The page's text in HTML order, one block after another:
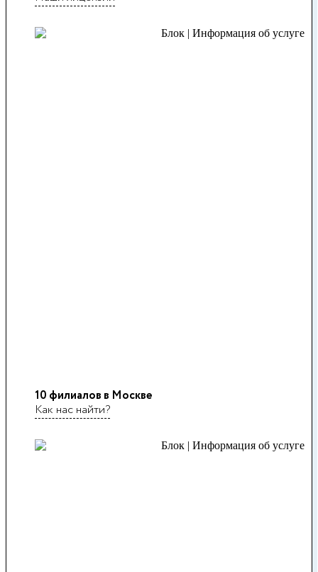
10 филиалов в Москве
Как нас найти?